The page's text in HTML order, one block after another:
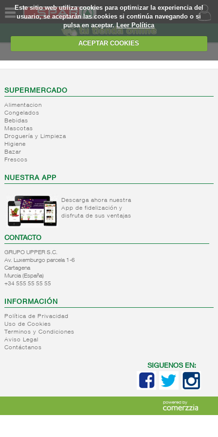
Este sitio web utiliza cookies para optimizar la experiencia del
usuario, se aceptarán las cookies si continúa navegando o si
pulsa en aceptar.Leer Política
ACEPTAR COOKIES
SOMOS
WEB
EJEMPLO
SUPERMERCADO
Alimentacion
Congelados
Bebidas
Mascotas
Droguería y Limpieza
Higiene
Bazar
Frescos
NUESTRA APP
Descarga ahora nuestra
App de fidelización y
disfruta de sus ventajas
CONTACTO
GRUPO UPPER S.C.
Av. Luxemburgo parcela 1-6
Cartagena
Murcia (España)
+34 555 55 55 55
INFORMACIÓN
Política de Privacidad
Uso de Cookies
Terminos y Condiciones
Aviso Legal
Contáctanos
SIGUENOS EN: